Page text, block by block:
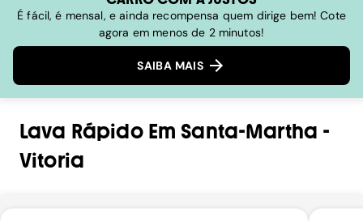
É fácil, é mensal, e ainda recompensa quem dirige bem! Cote
agora em menos de 2 minutos!
SAIBA MAIS
Lava RápidoEm Santa-Martha -
Vitoria